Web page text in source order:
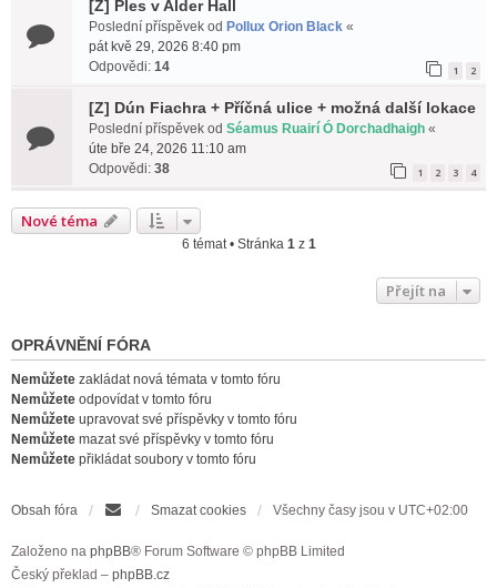
[Z] Ples v Alder Hall
Poslední příspěvek od Pollux Orion Black «
pát kvě 29, 2026 8:40 pm
Odpovědi: 14 1 2
[Z] Dún Fiachra + Příčná ulice + možná další lokace
Poslední příspěvek od Séamus Ruairí Ó Dorchadhaigh «
úte bře 24, 2026 11:10 am
Odpovědi: 38 1 2 3 4
Nové téma
6 témat • Stránka 1z 1
Přejít na
OPRÁVNĚNÍ FÓRA
Nemůžete zakládat nová témata v tomto fóru
Nemůžete odpovídat v tomto fóru
Nemůžete upravovat své příspěvky v tomto fóru
Nemůžete mazat své příspěvky v tomto fóru
Nemůžete přikládat soubory v tomto fóru
Obsah fóra Smazat cookies Všechny časy jsou v UTC+02:00
Založeno na phpBB® Forum Software © phpBB Limited
Český překlad – phpBB.cz